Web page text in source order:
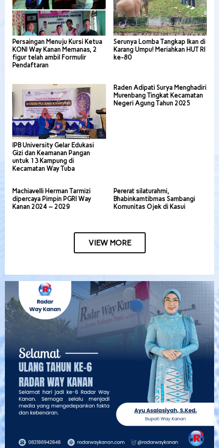
Persaingan Menuju Kursi Ketua
KONI Way Kanan Memanas, 2
figur telah ambil Formulir
Pendaftaran
Serunya Lomba Tangkap Ikan di
Karang Umpu! Meriahkan HUT RI
ke-80
IPB University Gelar Edukasi
Gizi dan Keamanan Pangan
untuk 13 Kampung di
Kecamatan Way Tuba
Raden Adipati Surya Menghadiri
Murenbang Tingkat Kecamatan
Negeri Agung Tahun 2025
Machiavelli Herman Tarmizi
dipercaya Pimpin PGRI Way
Kanan 2024 – 2029
Pererat silaturahmi,
Bhabinkamtibmas Sambangi
Komunitas Ojek di Kasui
VIEW MORE